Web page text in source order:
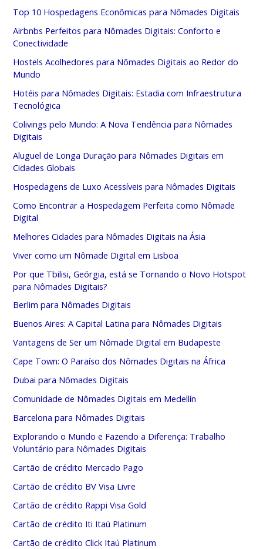
Top 10 Hospedagens Econômicas para Nômades Digitais
Airbnbs Perfeitos para Nômades Digitais: Conforto e
Conectividade
Hostels Acolhedores para Nômades Digitais ao Redor do
Mundo
Hotéis para Nômades Digitais: Estadia com Infraestrutura
Tecnológica
Colivings pelo Mundo: A Nova Tendência para Nômades
Digitais
Aluguel de Longa Duração para Nômades Digitais em
Cidades Globais
Hospedagens de Luxo Acessíveis para Nômades Digitais
Como Encontrar a Hospedagem Perfeita como Nômade
Digital
Melhores Cidades para Nômades Digitais na Ásia
Viver como um Nômade Digital em Lisboa
Por que Tbilisi, Geórgia, está se Tornando o Novo Hotspot
para Nômades Digitais?
Berlim para Nômades Digitais
Buenos Aires: A Capital Latina para Nômades Digitais
Vantagens de Ser um Nômade Digital em Budapeste
Cape Town: O Paraíso dos Nômades Digitais na África
Dubai para Nômades Digitais
Comunidade de Nômades Digitais em Medellín
Barcelona para Nômades Digitais
Explorando o Mundo e Fazendo a Diferença: Trabalho
Voluntário para Nômades Digitais
Cartão de crédito Mercado Pago
Cartão de crédito BV Visa Livre
Cartão de crédito Rappi Visa Gold
Cartão de crédito Iti Itaú Platinum
Cartão de crédito Click Itaú Platinum